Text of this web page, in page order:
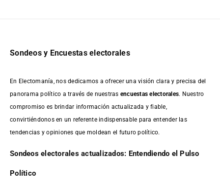
Sondeos y Encuestas electorales
En Electomanía, nos dedicamos a ofrecer una visión clara y precisa del
panorama político a través de nuestras encuestas electorales. Nuestro
compromiso es brindar información actualizada y fiable,
convirtiéndonos en un referente indispensable para entender las
tendencias y opiniones que moldean el futuro político.
Sondeos electorales actualizados: Entendiendo el Pulso
Político